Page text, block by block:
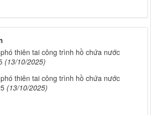
thiên tai công trình hồ chứa nước
(13/10/2025)
thiên tai công trình hồ chứa nước
(13/10/2025)